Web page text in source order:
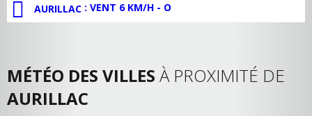
AURILLAC : VENT 6 KM/H - O
MÉTÉO DES VILLES À PROXIMITÉ DE
AURILLAC